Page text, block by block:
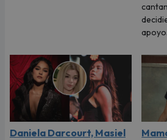
apoyo.
Daniela Darcourt, Masiel